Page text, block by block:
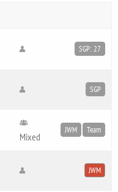
SGP: 27
SGP
Mixed
JWM Team
JWM